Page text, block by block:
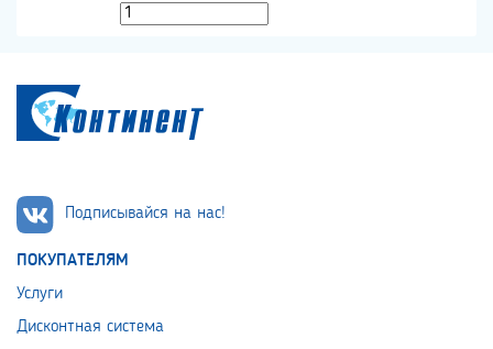
Подписывайся на нас!
ПОКУПАТЕЛЯМ
Услуги
Дисконтная система